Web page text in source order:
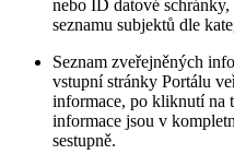
nebo ID datové
seznamu subjektů dle
Seznam zveřejněných
vstupní stránky Portálu
informace, po kliknutí na
informace jsou v
sestupně.